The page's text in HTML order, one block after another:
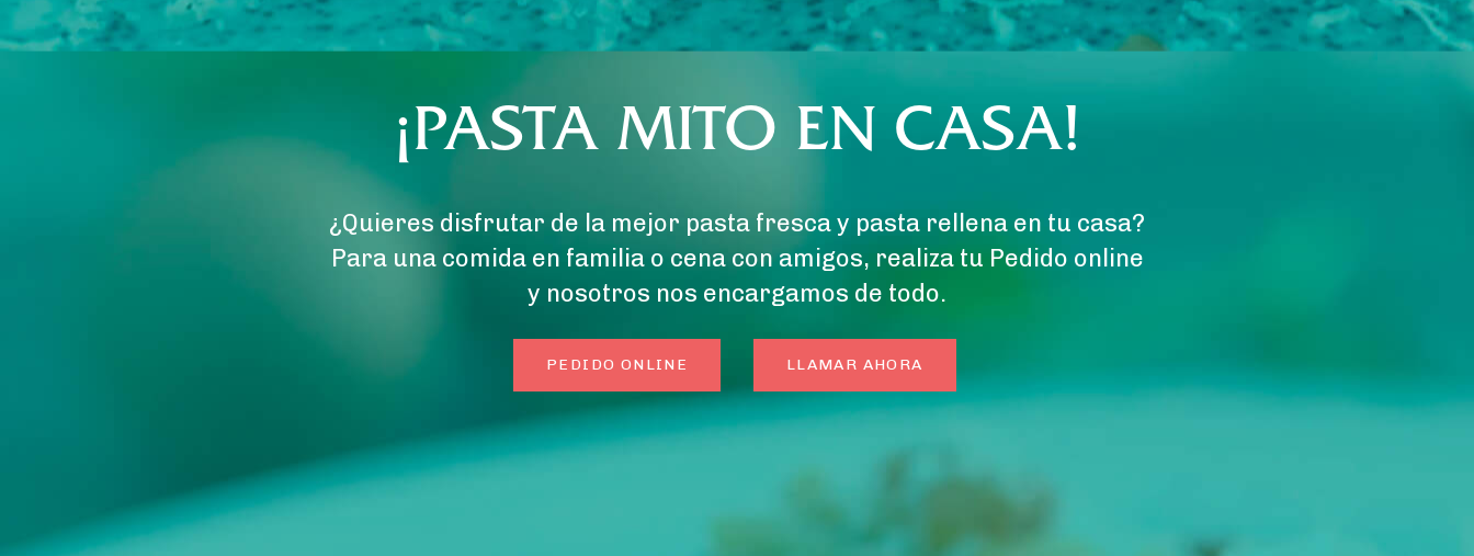
¡PASTA MITO EN CASA!
¿Quieres disfrutar de la mejor pasta fresca y pasta rellena en tu casa?
Para una comida en familia o cena con amigos, realiza tu Pedido online
y nosotros nos encargamos de todo.
PEDIDO ONLINE LLAMAR AHORA